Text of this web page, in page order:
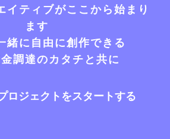
イティブがここから始まり
ます
緒に自由に創作できる
調達のカタチと共に
ロジェクトをスタートする